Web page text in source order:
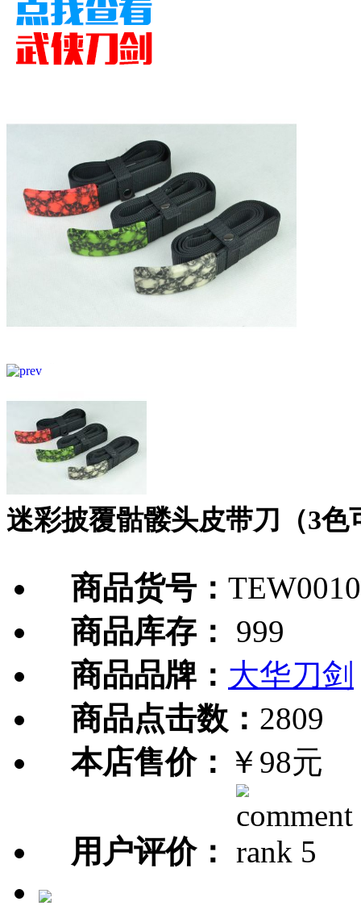
迷彩披覆骷髅头皮带刀（3色
商品货号：
商品库存：
999
商品品牌： 大华刀剑
商品点击数： 2809
本店售价： ￥98元
用户评价：